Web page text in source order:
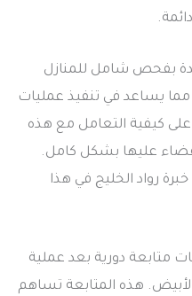
بفحص شامل للمنازل
مما يساعد في تنفيذ عمليات
كيفية التعامل مع هذه
عليها بشكل كامل.
رواد الخليج في هذا
متابعة دورية بعد عملية
هذه المتابعة تساهم